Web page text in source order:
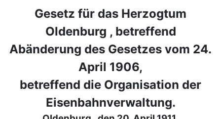
Gesetz für das Herzogtum
Oldenburg , betreffend
Abänderung des Gesetzes vom 24.
April 1906,
betreffend die Organisation der
Eisenbahnverwaltung.